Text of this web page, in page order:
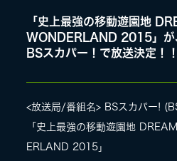
BIOGRAPHY
DISCOGRAPHY
MEDIA
「史上最強の移動遊園地
WONDERLAND 2015」が
BSスカパー！で放送決定！！
<放送局/番組名> BSスカパー!
「史上最強の移動遊園地
ERLAND 2015」